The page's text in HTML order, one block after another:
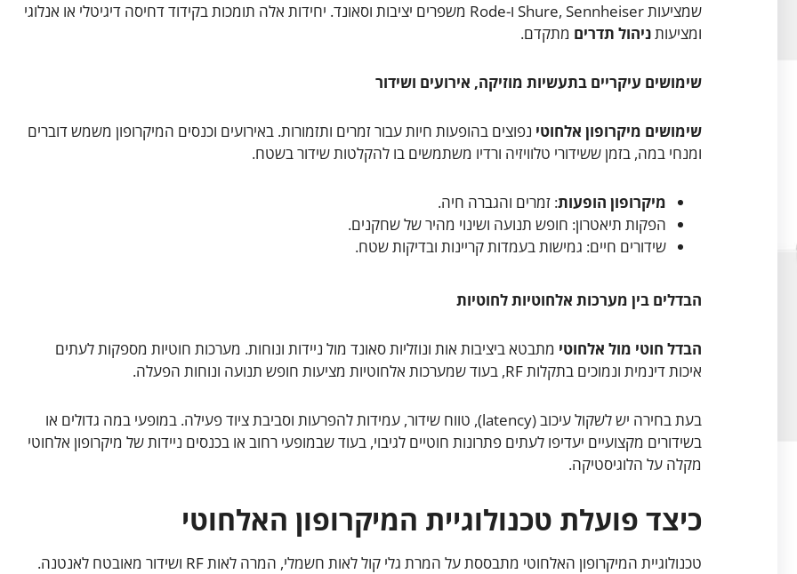
שמציעות Shure, Sennheiser ו-Rode משפרים יציבות וסאונד. יחידות אלה תומכות בקידוד דחיסה דיגיטלי או אנלוגי
ומציעותניהול תדרים מתקדם.
שימושים עיקריים בתעשיות מוזיקה, אירועים ושידור
שימושים מיקרופון אלחוטי נפוצים בהופעות חיות עבור זמרים ותזמורות. באירועים וכנסים המיקרופון משמש דוברים
ומנחי במה, בזמן ששידורי טלוויזיה ורדיו משתמשים בו להקלטות שידור בשטח.
מיקרופון הופעות: זמרים והגברה חיה.
הפקות תיאטרון: חופש תנועה ושינוי מהיר של שחקנים.
שידורים חיים: גמישות בעמדות קריינות ובדיקות שטח.
הבדלים בין מערכות אלחוטיות לחוטיות
הבדל חוטי מול אלחוטי מתבטא ביציבות אות ונוזליות סאונד מול ניידות ונוחות. מערכות חוטיות מספקות לעתים
איכות דינמית ונמוכים בתקלות RF, בעוד שמערכות אלחוטיות מציעות חופש תנועה ונוחות הפעלה.
בעת בחירה יש לשקול עיכוב (latency), טווח שידור, עמידות להפרעות וסביבת ציוד פעילה. במופעי במה גדולים או
בשידורים מקצועיים יעדיפו לעתים פתרונות חוטיים לגיבוי, בעוד שבמופעי רחוב או בכנסים ניידות של מיקרופון אלחוטי
מקלה על הלוגיסטיקה.
כיצד פועלת טכנולוגיית המיקרופון האלחוטי
טכנולוגיית המיקרופון האלחוטי מתבססת על המרת גלי קול לאות חשמלי, המרה לאות RF ושידור מאובטח לאנטנה.